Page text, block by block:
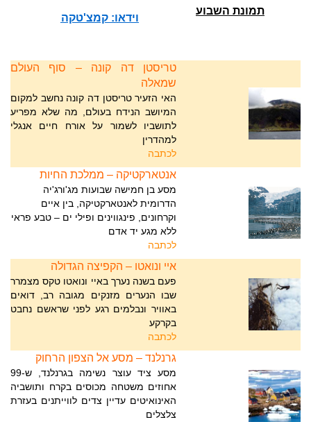
תמונת השבוע
וידאו: קמצ'טקה
טריסטן דה קונה – סוף העולם
שמאלה
האי הזעיר טריסטן דה קונה נחשב למקום
המיושב הנידח בעולם, מה שלא מפריע
לתושביו לשמור על אורח חיים אנגלי
למהדרין
לכתבה
אנטארקטיקה – ממלכת החיות
מסע בן חמישה שבועות מג'ורג'יה
הדרומית לאנטארקטיקה, בין איים
וקרחונים, פינגווינים ופילי ים – טבע פראי
ללא מגע יד אדם
לכתבה
איי ונואטו – הקפיצה הגדולה
פעם בשנה נערך באיי ונואטו טקס מצמרר
שבו הנערים מזנקים מגובה רב, דואים
באוויר ונבלמים רגע לפני שראשם נחבט
בקרקע
לכתבה
גרנלנד – מסע אל הצפון הרחוק
מסע ציד עוצר נשימה בגרנלנד, ש-99
אחוזים משטחה מכוסים בקרח ותושביה
האינואיטים עדיין צדים לווייתנים בעזרת
צלצלים